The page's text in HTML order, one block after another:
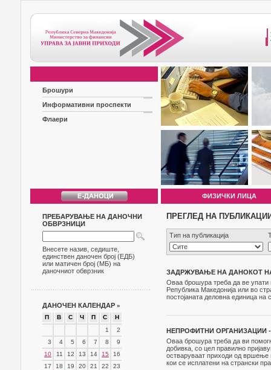
Брошури
Информативни проспекти
Флаери
ФИЗИЧКИ ЛИЦА
ПРЕБАРУВАЊЕ НА ДАНОЧНИ
ОБВРЗНИЦИ
Внесете назив, седиште,
единствен даночен број (ЕДБ)
или матичен број (МБ) на
даночниот обврзник
ДАНОЧЕН КАЛЕНДАР »
П В С Ч П С
Н
1
2
3
4 5 6 7 8
9
10
11 12 13 14 15
16
17
18 19 20 21 22
23
ПРЕГЛЕД НА
Тип на публикација
ЗАДРЖУВАЊЕ НА ДАНОКОТ
Оваа брошура треба да ве упати
Република Македонија или во
постојаната деловна единица на
НЕПРОФИТНИ ОРГАНИЗАЦИИ
Оваа брошура треба да ви
добивка, со цел правилно
остваруваат приходи од вршење
кои се исплатени на странски